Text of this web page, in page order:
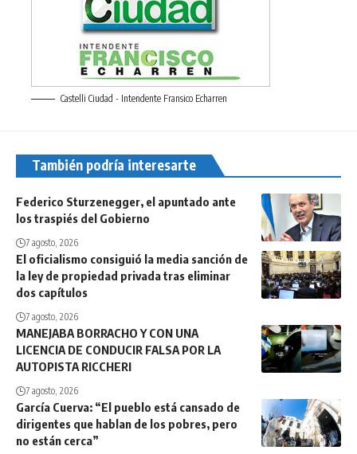
Castelli Ciudad - Intendente Fransico Echarren
También podría interesarte
Federico Sturzenegger, el apuntado ante
los traspiés del Gobierno
7 agosto, 2026
El oficialismo consiguió la media sanción de
la ley de propiedad privada tras eliminar
dos capítulos
7 agosto, 2026
MANEJABA BORRACHO Y CON UNA
LICENCIA DE CONDUCIR FALSA POR LA
AUTOPISTA RICCHERI
7 agosto, 2026
García Cuerva: “El pueblo está cansado de
dirigentes que hablan de los pobres, pero
no están cerca”